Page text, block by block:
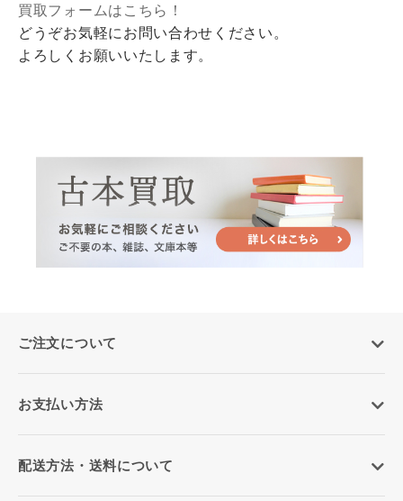
買取フォームはこちら！
どうぞお気軽にお問い合わせください。
よろしくお願いいたします。
ご注文について
お支払い方法
配送方法・送料について